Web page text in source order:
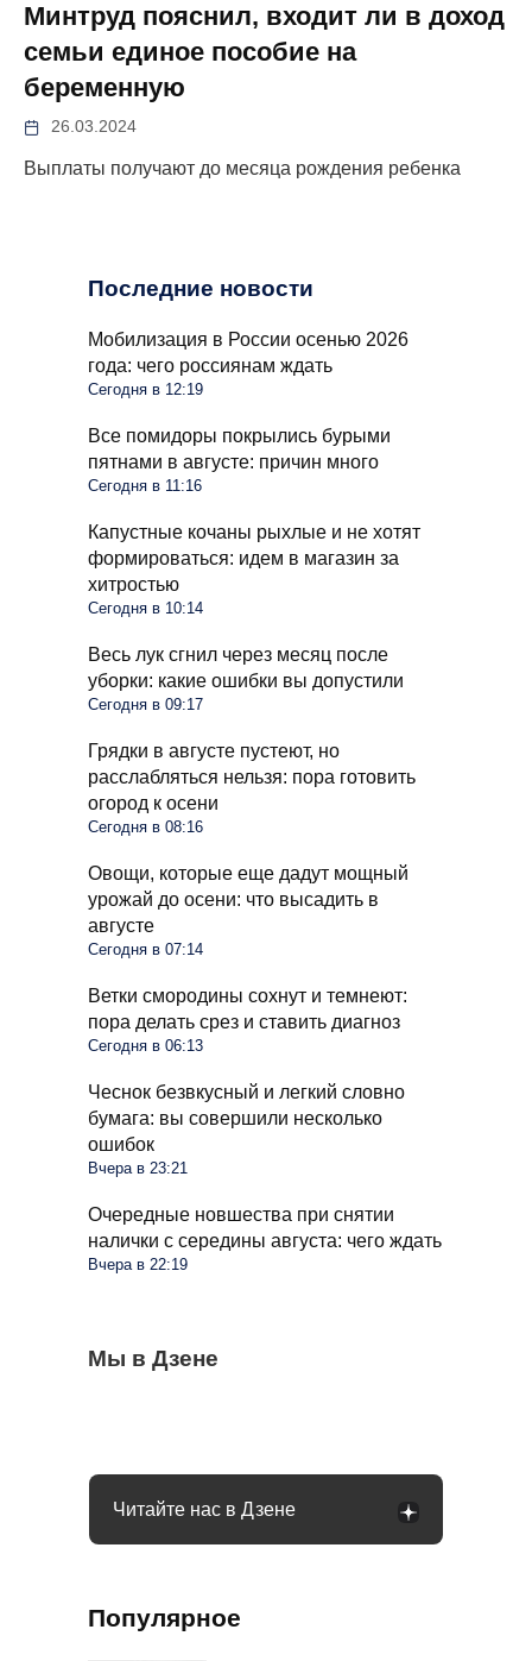
Минтруд пояснил, входит ли в доход
семьи единое пособие на
беременную
26.03.2024
Выплаты получают до месяца рождения ребенка
Последние новости
Мобилизация в России осенью 2026
года: чего россиянам ждать
Сегодня в 12:19
Все помидоры покрылись бурыми
пятнами в августе: причин много
Сегодня в 11:16
Капустные кочаны рыхлые и не хотят
формироваться: идем в магазин за
хитростью
Сегодня в 10:14
Весь лук сгнил через месяц после
уборки: какие ошибки вы допустили
Сегодня в 09:17
Грядки в августе пустеют, но
расслабляться нельзя: пора готовить
огород к осени
Сегодня в 08:16
Овощи, которые еще дадут мощный
урожай до осени: что высадить в
августе
Сегодня в 07:14
Ветки смородины сохнут и темнеют:
пора делать срез и ставить диагноз
Сегодня в 06:13
Чеснок безвкусный и легкий словно
бумага: вы совершили несколько
ошибок
Вчера в 23:21
Очередные новшества при снятии
налички с середины августа: чего ждать
Вчера в 22:19
Мы в Дзене
Мобилизация в России осенью 2026 года:
чего россиянам ждать
Все помидоры покрылись бурыми
Капустные кочаны рыхлые и не хотят
Читайте нас в Дзене
Популярное